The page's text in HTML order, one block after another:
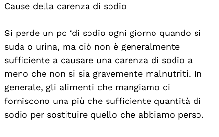
Cause della carenza di sodio
Si perde un po ‘di sodio ogni giorno quando si
suda o urina, ma ciò non è generalmente
sufficiente a causare una carenza di sodio a
meno che non si sia gravemente malnutriti. In
generale, gli alimenti che mangiamo ci
forniscono una più che sufficiente quantità di
sodio per sostituire quello che abbiamo perso.